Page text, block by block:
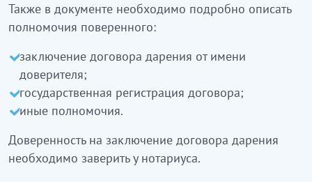
Также в документе необходимо подробно описать
полномочия поверенного:
заключение договора дарения от имени
доверителя;
государственная регистрация договора;
иные полномочия.
Доверенность на заключение договора дарения
необходимо заверить у нотариуса.